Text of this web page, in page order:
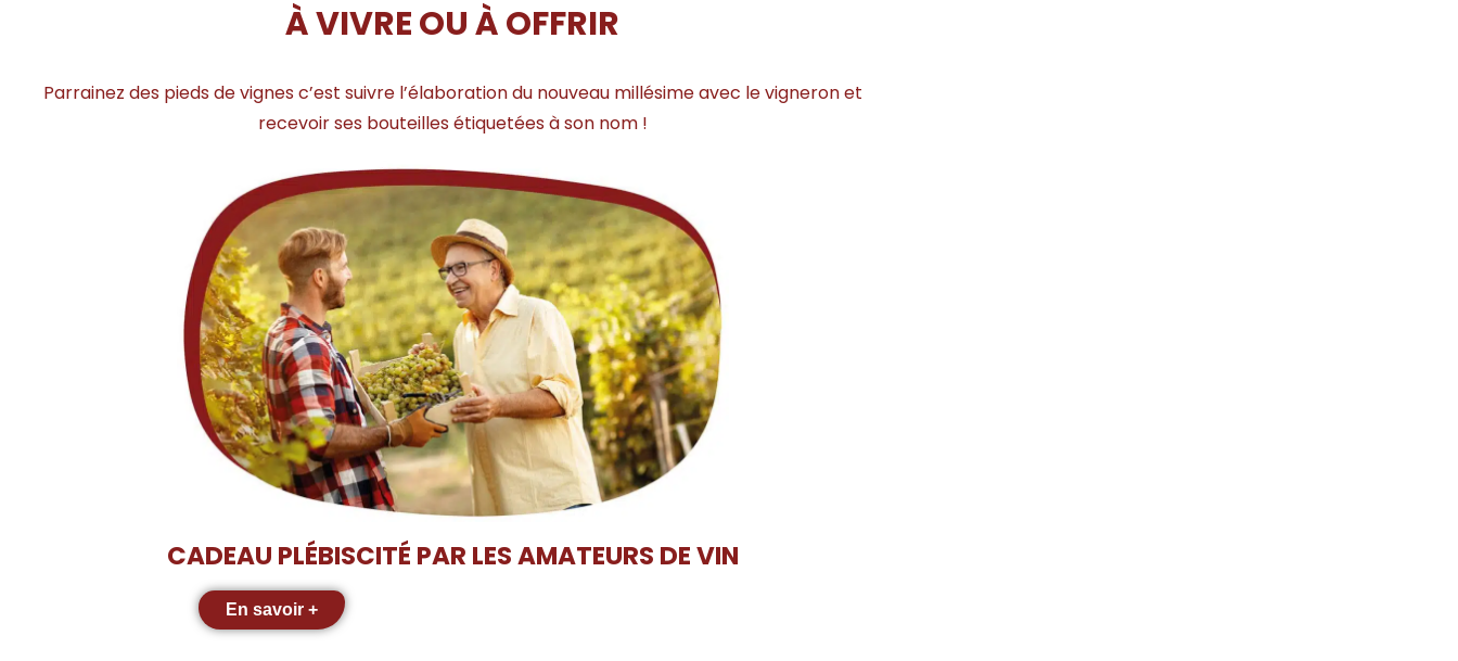
À VIVRE OU À OFFRIR
Parrainez des pieds de vignes c’est suivre l’élaboration du nouveau millésime avec le vigneron et
recevoir ses bouteilles étiquetées à son nom !
CADEAU PLÉBISCITÉ PAR LES AMATEURS DE VIN
En savoir +